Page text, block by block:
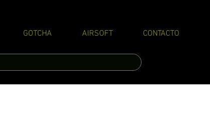
GOTCHA AIRSOFT CONTACTO